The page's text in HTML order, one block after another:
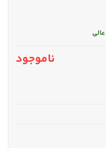
عالی
ناموجود